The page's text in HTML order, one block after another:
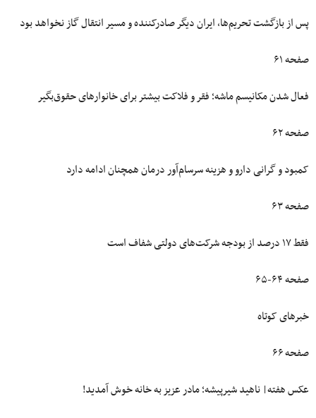
پس از بازگشت تحریم‌ها، ایران دیگر صادرکننده و مسیر انتقال گاز نخواهد بود
صفحه ۶۱
فعال شدن مکانیسم ماشه؛ فقر و فلاکت بیشتر برای خانوارهای حقوق‌بگیر
صفحه ۶۲
کمبود و گرانی دارو و هزینه سرسام‌آور درمان همچنان ادامه دارد
صفحه ۶۳
فقط ۱۷ درصد از بودجه شرکت‌های دولتی شفاف است
صفحه ۶۴-۶۵
خبرهای کوتاه
صفحه ۶۶
عکس هفته| ناهید شیرپیشه؛ مادر عزیز به خانه خوش آمدید!